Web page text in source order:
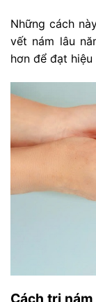
Những cách
vết nám lâu
hơn để đạt
Cách trị